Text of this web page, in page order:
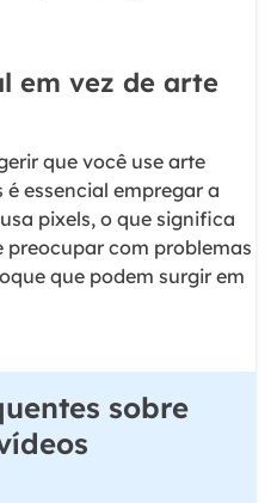
em vez de arte
que você use arte
essencial empregar a
pixels, o que significa
preocupar com problemas
que podem surgir em
sobre